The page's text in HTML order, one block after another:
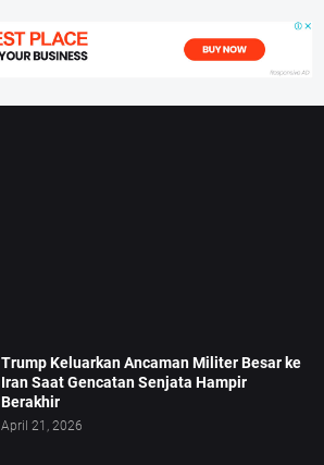
Trump Keluarkan Ancaman Militer Besar ke
Iran Saat Gencatan Senjata Hampir
Berakhir
April 21, 2026